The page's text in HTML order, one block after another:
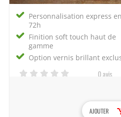
Personnalisation express en
72h
Finition soft touch haut de
gamme
Option vernis brillant
0 avis
AJOUTER